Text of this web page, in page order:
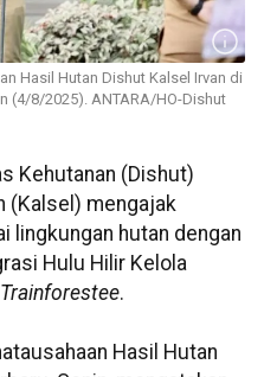
Hasil Hutan Dishut Kalsel Irvan di
(4/8/2025). ANTARA/HO-Dishut
Kehutanan (Dishut)
(Kalsel) mengajak
lingkungan hutan dengan
Hulu Hilir Kelola
Trainforestee.
Hasil Hutan